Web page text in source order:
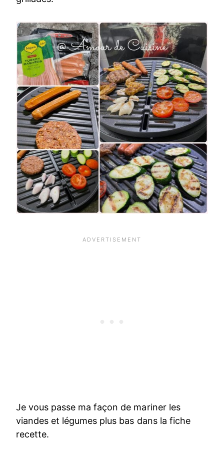
Je vous passe ma façon de mariner les
viandes et légumes plus bas dans la fiche
recette.